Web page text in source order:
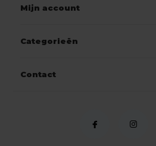
Mijn account
Categorieën
Contact